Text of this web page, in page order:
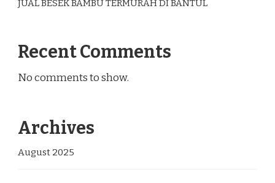
JUAL BESEK BAMBU TERMURAH DI BANTUL
Recent Comments
No comments to show.
Archives
August 2025